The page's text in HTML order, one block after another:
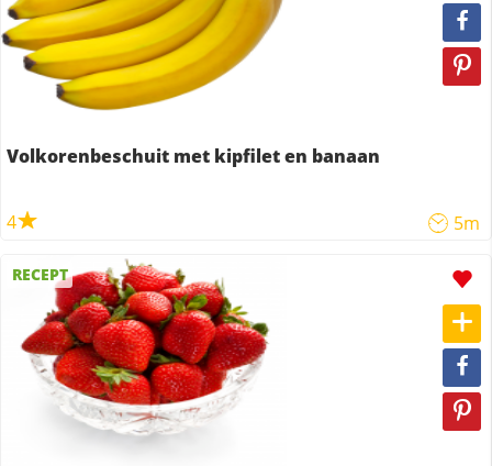
Volkorenbeschuit met kipfilet en banaan
4 5m
RECEPT